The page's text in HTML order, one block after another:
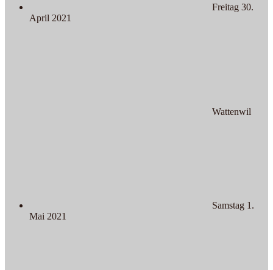
Freitag 30.
April 2021
Wattenwil
Samstag 1.
Mai 2021